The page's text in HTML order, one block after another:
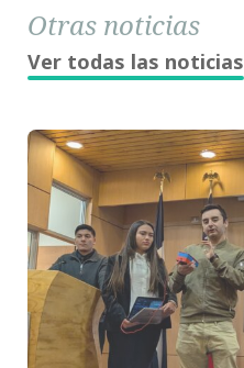
Otras noticias
Ver todas las noticias